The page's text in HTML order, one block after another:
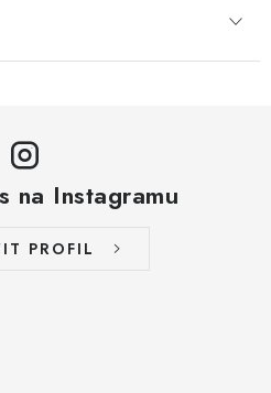
na Instagramu
PROFIL